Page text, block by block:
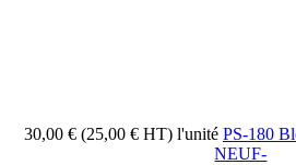
30,00 € (25,00 € HT) l'unité PS-180
NEUF-